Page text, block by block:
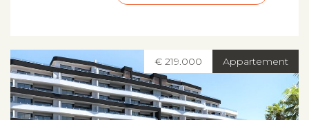
Appartement
€ 219.000